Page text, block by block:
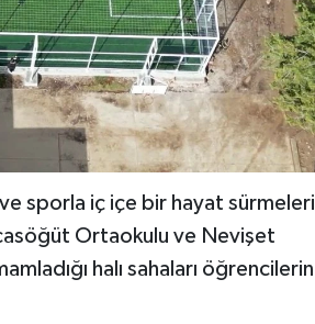
sporla iç içe bir hayat sürmeleri
Ortaokulu ve Nevişet
halı sahaları öğrencilerin